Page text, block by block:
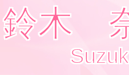
鈴木